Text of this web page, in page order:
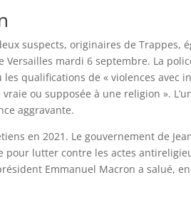
suspects, originaires de Trappes,
mardi 6 septembre. La
qualifications de « violences avec
ou supposée à une religion ».
aggravante.
en 2021. Le gouvernement de
lutter contre les actes
Emmanuel Macron a salué,